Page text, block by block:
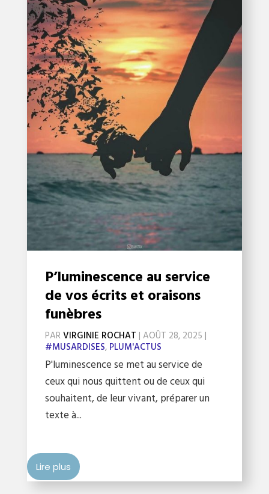
P’luminescence au service
de vos écrits et oraisons
funèbres
PARVIRGINIE ROCHAT | AOÛT 28, 2025 |
#MUSARDISES, PLUM'ACTUS
P'luminescence se met au service de
ceux qui nous quittent ou de ceux qui
souhaitent, de leur vivant, préparer un
texte à...
Lire plus